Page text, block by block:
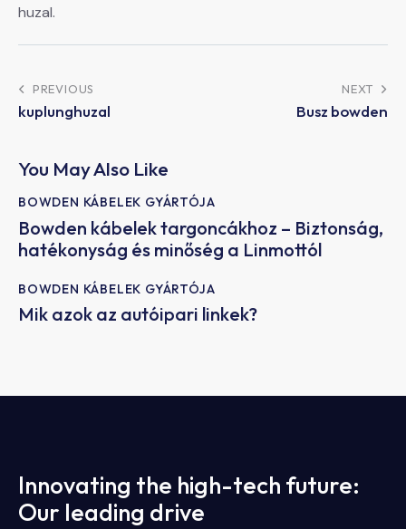
huzal.
PREVIOUS
kuplunghuzal
NEXT
Busz bowden
You May Also Like
BOWDEN KÁBELEK GYÁRTÓJA
Bowden kábelek targoncákhoz – Biztonság,
hatékonyság és minőség a Linmottól
BOWDEN KÁBELEK GYÁRTÓJA
Mik azok az autóipari linkek?
Innovating the high-tech future:
Our leading drive